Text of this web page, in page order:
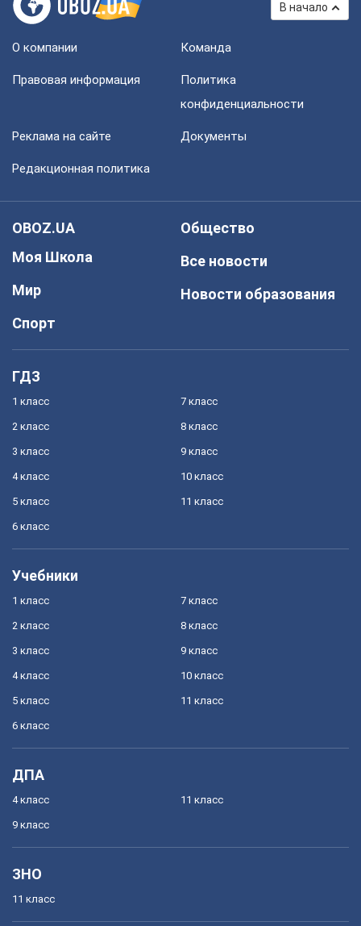
В начало
О компании Команда
Правовая информация
Политика
конфиденциальности
Реклама на сайте Документы
Редакционная политика
OBOZ.UA
Моя Школа
Мир
Спорт
Общество
Все новости
Новости образования
ГДЗ
1 класс
2 класс
3 класс
4 класс
5 класс
6 класс
7 класс
8 класс
9 класс
10 класс
11 класс
Учебники
1 класс
2 класс
3 класс
4 класс
5 класс
6 класс
7 класс
8 класс
9 класс
10 класс
11 класс
ДПА
4 класс
9 класс
11 класс
ЗНО
11 класс